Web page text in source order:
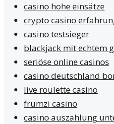
casino hohe einsätze
crypto casino
casino testsieger
blackjack mit echtem
seriöse online casinos
casino deutschland
live roulette casino
frumzi casino
casino auszahlung